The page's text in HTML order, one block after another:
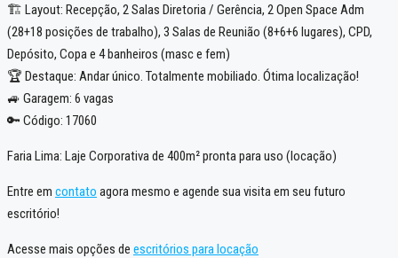
🏗️ Layout: Recepção, 2 Salas Diretoria / Gerência, 2 Open Space Adm
(28+18 posições de trabalho), 3 Salas de Reunião (8+6+6 lugares), CPD,
Depósito, Copa e 4 banheiros (masc e fem)
🏆 Destaque: Andar único. Totalmente mobiliado. Ótima localização!
🚙 Garagem: 6 vagas
🔑 Código: 17060
Faria Lima: Laje Corporativa de 400m² pronta para uso (locação)
Entre em contato agora mesmo e agende sua visita em seu futuro
escritório!
Acesse mais opções de escritórios para locação